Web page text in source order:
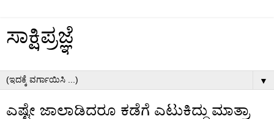
ಸಾಕ್ಷಿಪ್ರಜ್ಞೆ
▼
ಎಷ್ಟೇ ಜಾಲಾಡಿದರೂ ಕಡೆಗೆ ಎಟುಕಿದ್ದು ಮಾತ್ರಾ